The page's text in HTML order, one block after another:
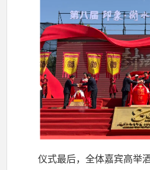
仪式最后，全体嘉宾高举